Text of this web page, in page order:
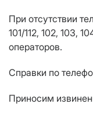
При отсутствии
101/112, 102, 103,
операторов.
Справки по
Приносим